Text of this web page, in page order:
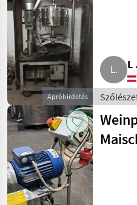
Apróhirdetés
L